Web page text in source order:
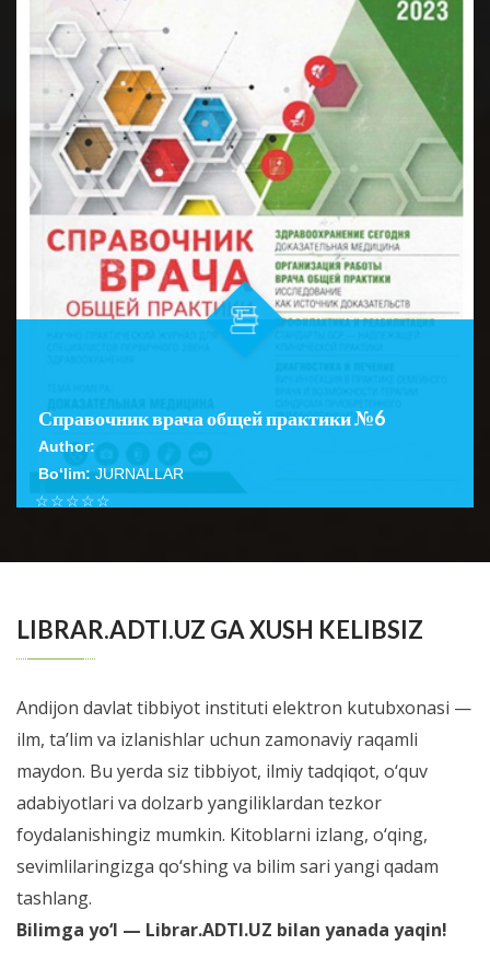
Справочник врача общей практики №6
Author:
Bo‘lim: JURNALLAR
☆
☆
☆
☆
☆
LIBRAR.ADTI.UZ GA XUSH KELIBSIZ
Andijon davlat tibbiyot instituti elektron kutubxonasi —
ilm, ta’lim va izlanishlar uchun zamonaviy raqamli
maydon. Bu yerda siz tibbiyot, ilmiy tadqiqot, o‘quv
adabiyotlari va dolzarb yangiliklardan tezkor
foydalanishingiz mumkin. Kitoblarni izlang, o‘qing,
sevimlilaringizga qo‘shing va bilim sari yangi qadam
tashlang.
Bilimga yo‘l — Librar.ADTI.UZ bilan yanada yaqin!